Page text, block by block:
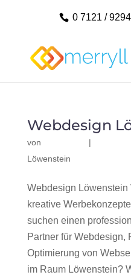
0 7121 /
Webdesign
von |
Löwenstein
Webdesign Löwenstein
kreative
suchen einen
Partner für Webdesign,
Optimierung von
im Raum Löwenstein?